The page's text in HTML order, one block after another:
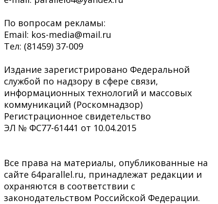
По вопросам рекламы:
Email: kos-media@mail.ru
Тел: (81459) 37-009
Издание зарегистрировано Федеральной
службой по надзору в сфере связи,
информационных технологий и массовых
коммуникаций (Роскомнадзор)
Регистрационное свидетельство
ЭЛ № ФС77-61441 от 10.04.2015
Все права на материалы, опубликованные на
сайте 64parallel.ru, принадлежат редакции и
охраняются в соответствии с
законодательством Российской Федерации.